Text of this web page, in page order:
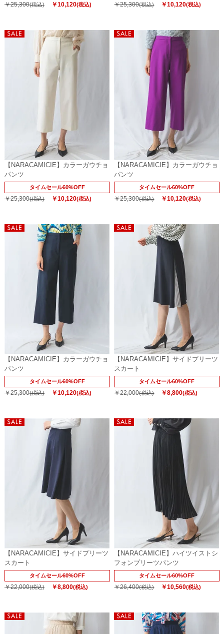
￥25,300(税込) ￥10,120(税込) ￥25,300(税込) ￥10,120(税込)
【NARACAMICIE】カラーガウチョ
パンツ
タイムセール60%OFF
￥25,300(税込) ￥10,120(税込)
【NARACAMICIE】カラーガウチョ
パンツ
タイムセール60%OFF
￥25,300(税込) ￥10,120(税込)
【NARACAMICIE】カラーガウチョ
パンツ
タイムセール60%OFF
￥25,300(税込) ￥10,120(税込)
【NARACAMICIE】サイドプリーツ
スカート
タイムセール60%OFF
￥22,000(税込) ￥8,800(税込)
【NARACAMICIE】サイドプリーツ
スカート
タイムセール60%OFF
￥22,000(税込) ￥8,800(税込)
【NARACAMICIE】ハイツイストシ
フォンプリーツパンツ
タイムセール60%OFF
￥26,400(税込) ￥10,560(税込)